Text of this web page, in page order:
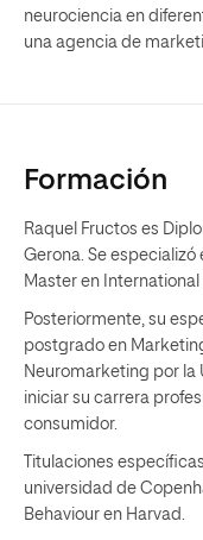
neurociencia en
una agencia de
Formación
Raquel Fructos es
Gerona. Se
Master en International
Posteriormente, su
postgrado en
Neuromarketing por la
iniciar su carrera
consumidor.
Titulaciones
universidad de
Behaviour en Harvad.